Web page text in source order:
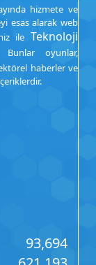
hizmete ve
esas alarak web
ile Teknoloji
Bunlar oyunlar,
haberler ve
93,694